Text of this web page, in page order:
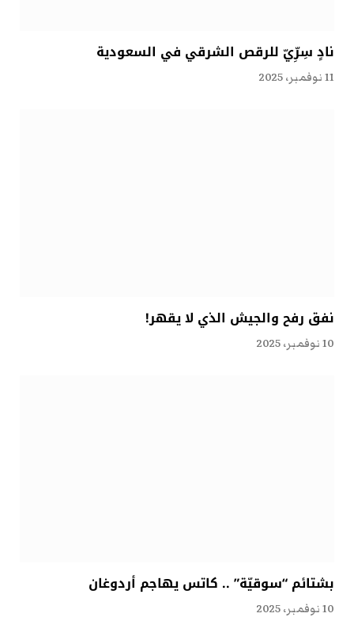
نادٍ سِرِّيّ للرقص الشرقي في السعودية
11 نوفمبر، 2025
نفق رفح والجيش الذي لا يقهر!
10 نوفمبر، 2025
بشتائم “سوقيّة” .. كاتس يهاجم أردوغان
10 نوفمبر، 2025